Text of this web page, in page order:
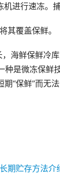
进行速冻。
其覆盖保鲜。
海鲜保鲜冷
是微冻保鲜
“保鲜”而无法
期贮存方法介